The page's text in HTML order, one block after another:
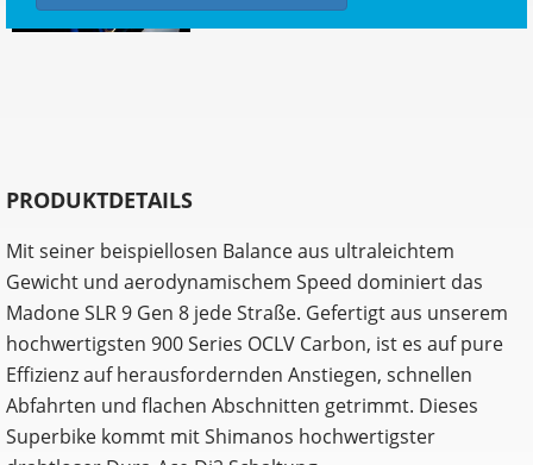
PRODUKTDETAILS
Mit seiner beispiellosen Balance aus ultraleichtem
Gewicht und aerodynamischem Speed dominiert das
Madone SLR 9 Gen 8 jede Straße. Gefertigt aus unserem
hochwertigsten 900 Series OCLV Carbon, ist es auf pure
Effizienz auf herausfordernden Anstiegen, schnellen
Abfahrten und flachen Abschnitten getrimmt. Dieses
Superbike kommt mit Shimanos hochwertigster